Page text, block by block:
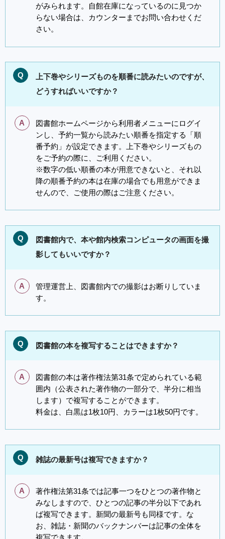
がみられます。自館在庫になっているのに見つか
らない場合は、カウンターまでお問い合わせくだ
さい。
Q
上下巻やシリーズものを順番に読みたいのですが、
どうすればいいですか？
A
図書館ホームページから利用者メニューにログイ
ンし、予約一覧から読みたい順番を指定する「順
番予約」が設定できます。上下巻やシリーズもの
をご予約の際に、ご利用ください。
※数字の低い順番の本が用意できないと、それ以
降の順番予約の本は在庫の場合でも用意ができま
せんので、ご使用の際はご注意ください。
Q
図書館内で、本や館内検索コンピュータの画面を撮
影してもいいですか？
A
管理運営上、図書館内での撮影はお断りしていま
す。
Q 図書館の本を複写することはできますか？
A
図書館の本は著作権法第31条で定められている範
囲内（公表された著作物の一部分で、半分に相当
します）で複写することができます。
料金は、白黒は1枚10円、カラーは1枚50円です。
Q 雑誌の最新号は複写できますか？
A
著作権法第31条では記事一つをひとつの著作物と
みなしますので、ひとつの記事の半分以下であれ
ば複写できます。新聞の最新号も同様です。な
お、雑誌・新聞のバックナンバーは記事の全体を